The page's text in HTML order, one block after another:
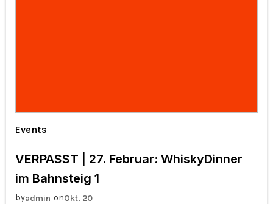
Events
VERPASST | 27. Februar: WhiskyDinner
im Bahnsteig 1
byadmin onOkt. 20